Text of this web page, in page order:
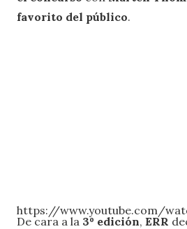
favorito del público.
https://www.youtube.com/
De cara a la 3º edición, ERR